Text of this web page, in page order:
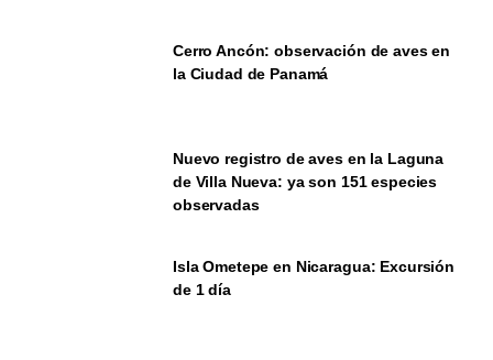
Cerro Ancón: observación de aves en
la Ciudad de Panamá
Nuevo registro de aves en la Laguna
de Villa Nueva: ya son 151 especies
observadas
Isla Ometepe en Nicaragua: Excursión
de 1 día